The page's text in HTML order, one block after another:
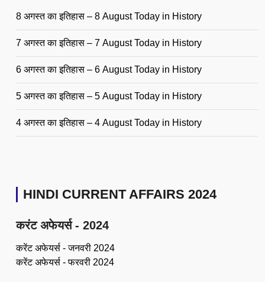
8 अगस्त का इतिहास – 8 August Today in History
7 अगस्त का इतिहास – 7 August Today in History
6 अगस्त का इतिहास – 6 August Today in History
5 अगस्त का इतिहास – 5 August Today in History
4 अगस्त का इतिहास – 4 August Today in History
HINDI CURRENT AFFAIRS 2024
करंट अफेयर्स - 2024
करेंट अफेयर्स - जनवरी 2024
करेंट अफेयर्स - फरवरी 2024